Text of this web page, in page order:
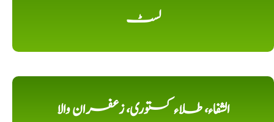
لسٹ
الشفاء، طلاء کستوری، زعفران والا